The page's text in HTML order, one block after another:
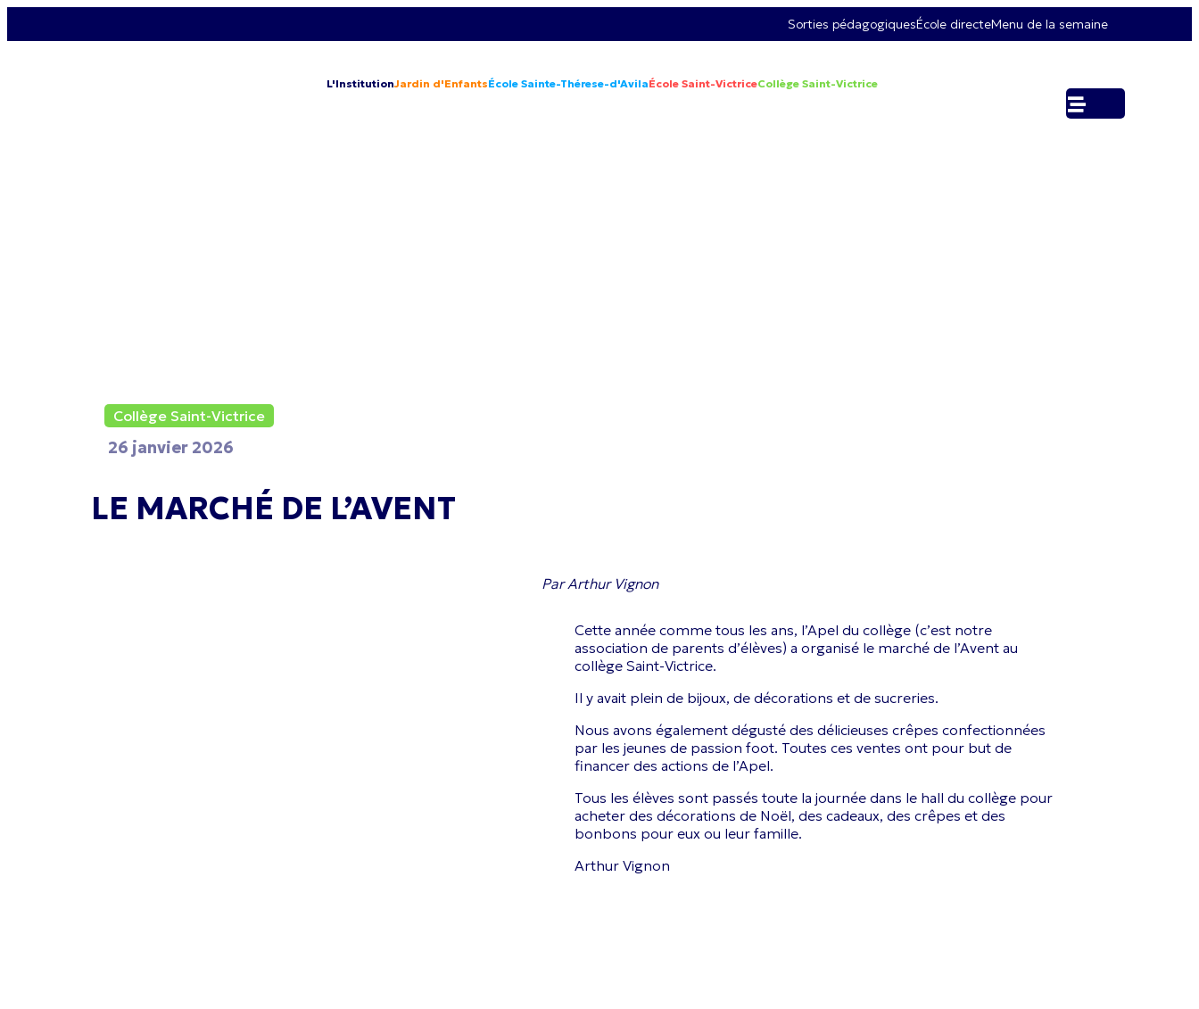
Sorties pédagogiquesÉcole directeMenu de la semaine
L'InstitutionJardin d'EnfantsÉcole Sainte-Thérese-d'AvilaÉcole Saint-VictriceCollège Saint-Victrice
Collège Saint-Victrice
26 janvier 2026
LE MARCHÉ DE L’AVENT
Par Arthur Vignon
Cette année comme tous les ans, l’Apel du collège (c’est notre
association de parents d’élèves) a organisé le marché de l’Avent au
collège Saint-Victrice.
Il y avait plein de bijoux, de décorations et de sucreries.
Nous avons également dégusté des délicieuses crêpes confectionnées
par les jeunes de passion foot. Toutes ces ventes ont pour but de
financer des actions de l’Apel.
Tous les élèves sont passés toute la journée dans le hall du collège pour
acheter des décorations de Noël, des cadeaux, des crêpes et des
bonbons pour eux ou leur famille.
Arthur Vignon